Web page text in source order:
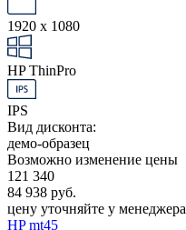
1920 x 1080
HP ThinPro
IPS
Вид дисконта:
демо-образец
Возможно изменение цены
121 340
84 938 руб.
цену уточняйте у менеджера
HP mt45